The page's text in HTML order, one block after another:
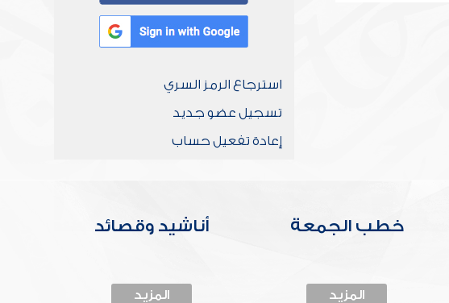
استرجاع الرمز السري
تسجيل عضو جديد
إعادة تفعيل حساب
خطب الجمعة
المزيد
أناشيد وقصائد
المزيد